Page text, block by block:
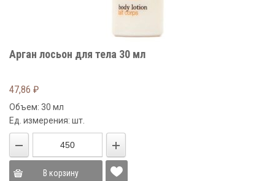
Арган лосьон для тела 30 мл
47,86 ₽
Объем: 30 мл
Ед. измерения: шт.
В корзину